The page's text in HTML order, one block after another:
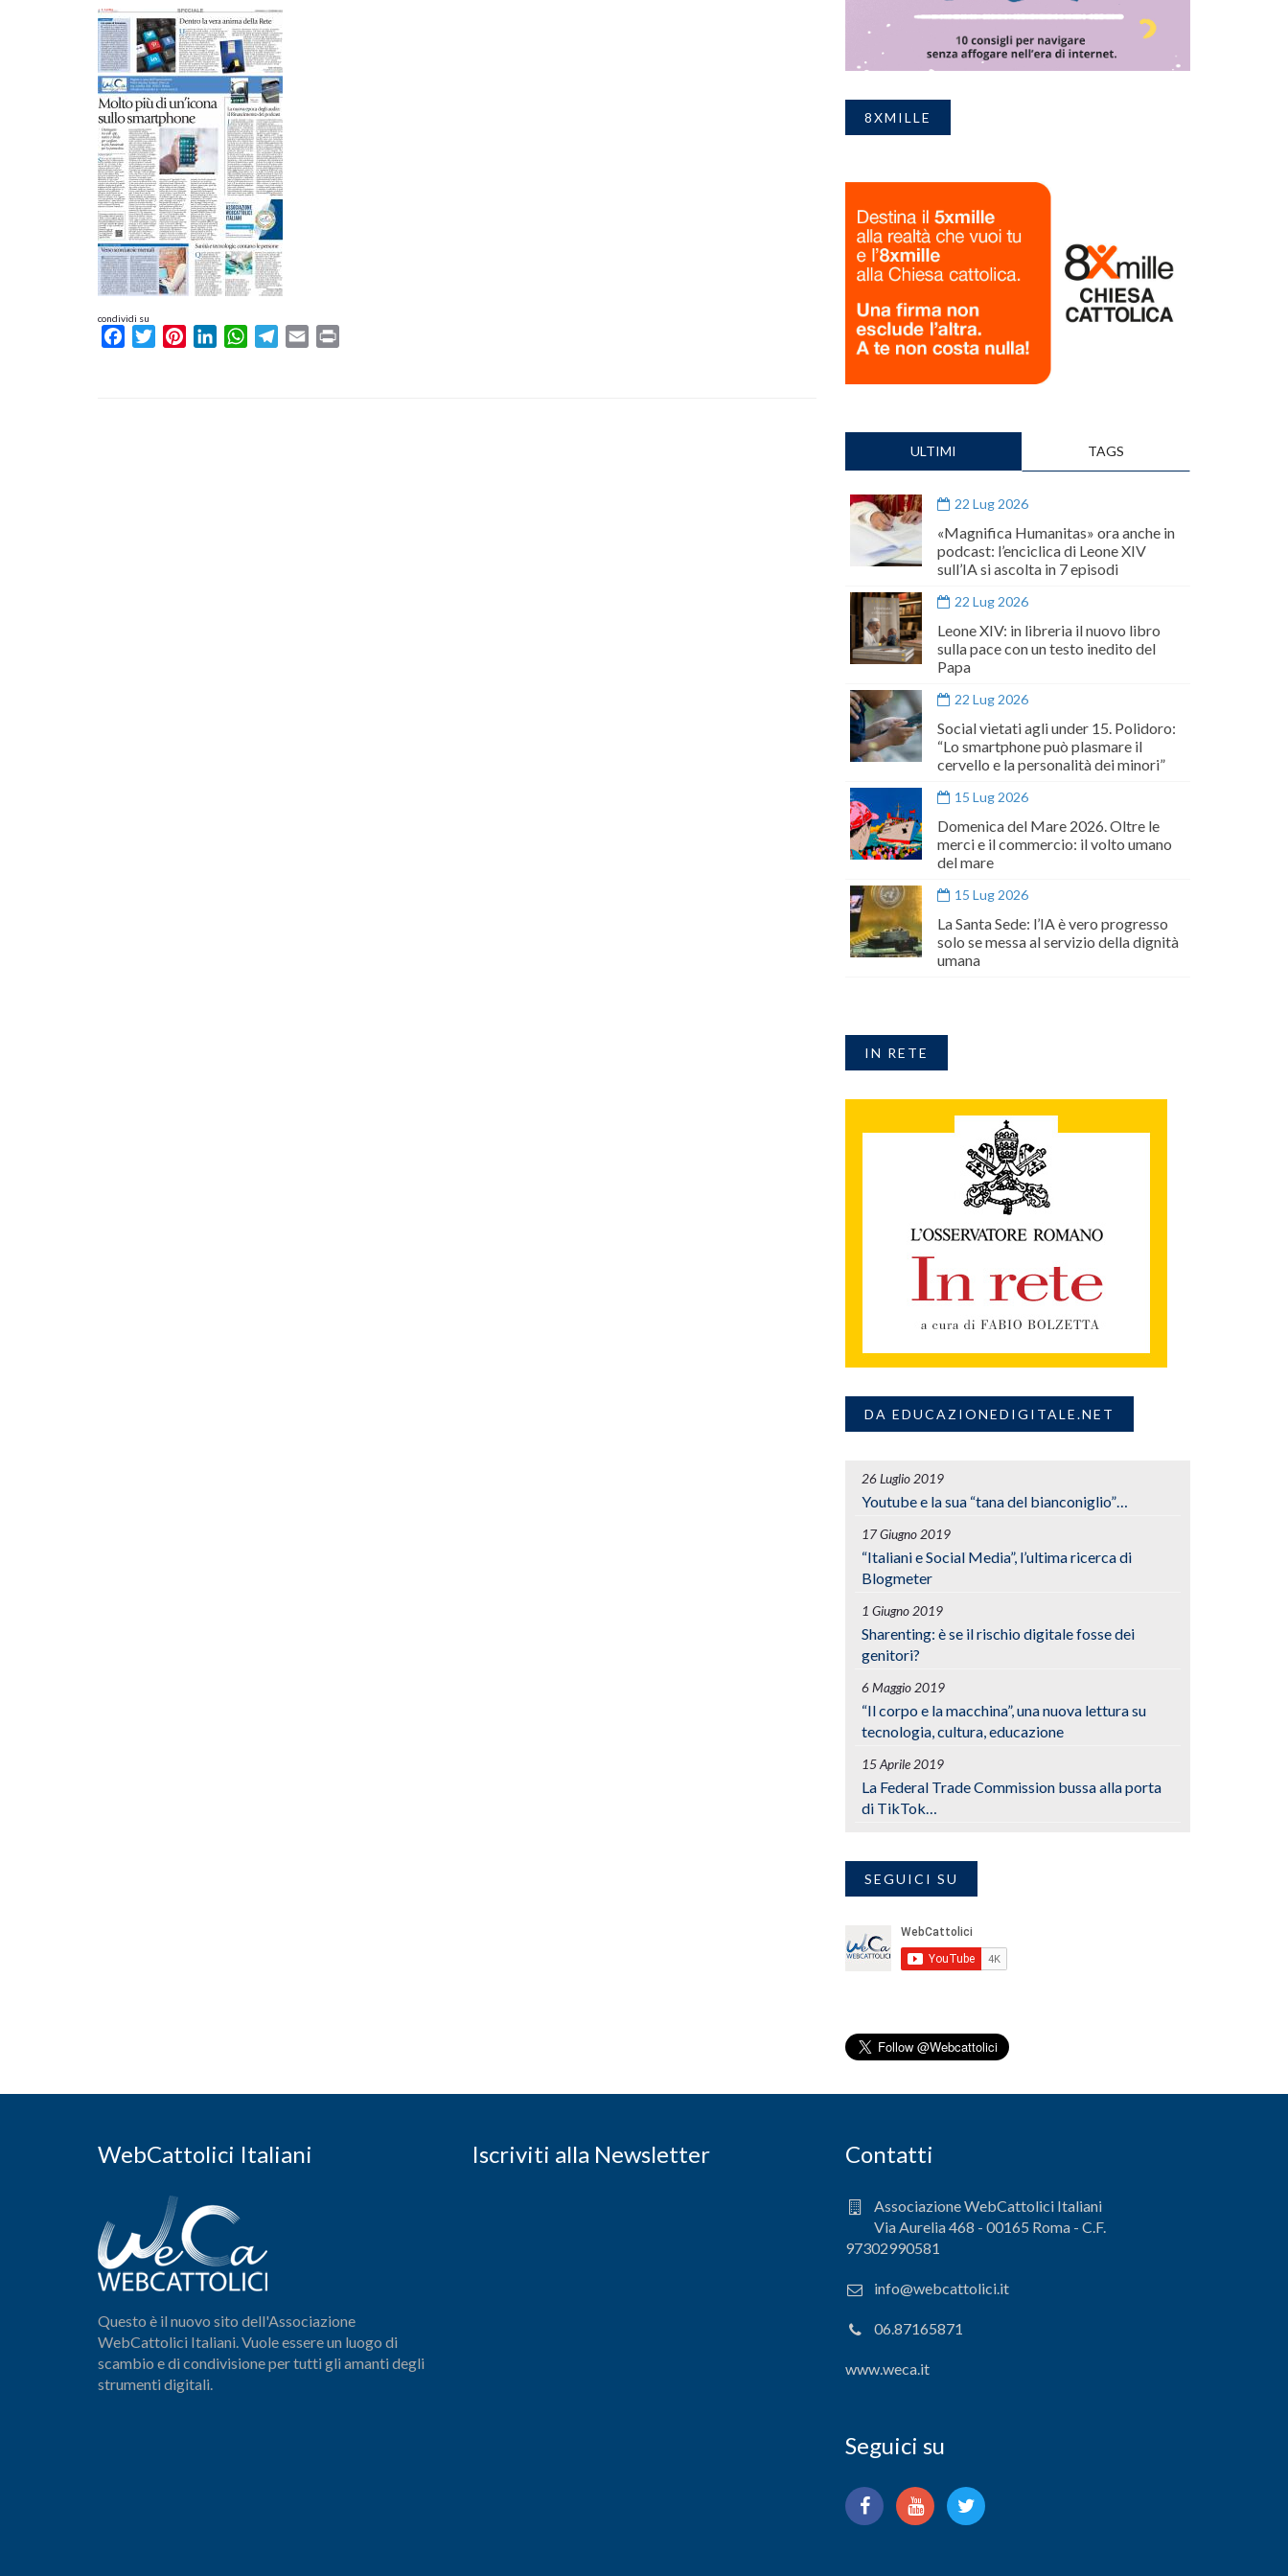
condividi su
FacebookTwitterPinterestLinkedInWhatsAppTelegram
Email
8XMILLE
ULTIMI TAGS
22 Lug 2026
«Magnifica Humanitas» ora anche in
podcast: l’enciclica di Leone XIV
sull’IA si ascolta in 7 episodi
22 Lug 2026
Leone XIV: in libreria il nuovo libro
sulla pace con un testo inedito del
Papa
22 Lug 2026
Social vietati agli under 15. Polidoro:
“Lo smartphone può plasmare il
cervello e la personalità dei minori”
15 Lug 2026
Domenica del Mare 2026. Oltre le
merci e il commercio: il volto umano
del mare
15 Lug 2026
La Santa Sede: l’IA è vero progresso
solo se messa al servizio della dignità
umana
IN RETE
DA EDUCAZIONEDIGITALE.NET
26 Luglio 2019
Youtube e la sua “tana del bianconiglio”…
17 Giugno 2019
“Italiani e Social Media”, l’ultima ricerca di
Blogmeter
1 Giugno 2019
Sharenting: è se il rischio digitale fosse dei
genitori?
6 Maggio 2019
“Il corpo e la macchina”, una nuova lettura su
tecnologia, cultura, educazione
15 Aprile 2019
La Federal Trade Commission bussa alla porta
di TikTok…
SEGUICI SU
WebCattolici Italiani
Questo è il nuovo sito dell'Associazione
WebCattolici Italiani. Vuole essere un luogo di
scambio e di condivisione per tutti gli amanti degli
strumenti digitali.
Iscriviti alla Newsletter Contatti
Associazione WebCattolici Italiani
Via Aurelia 468 - 00165 Roma - C.F.
97302990581
info@webcattolici.it
06.87165871
www.weca.it
Seguici su